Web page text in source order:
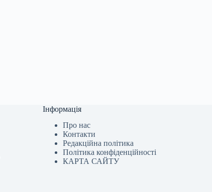
Інформація
Про нас
Контакти
Редакційна політика
Політика конфіденційності
КАРТА САЙТУ